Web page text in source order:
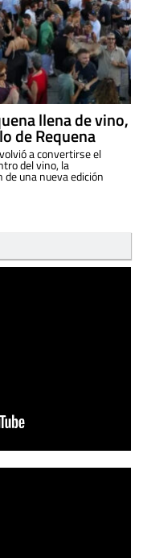
llena de vino,
de Requena
a convertirse el
del vino, la
una nueva edición